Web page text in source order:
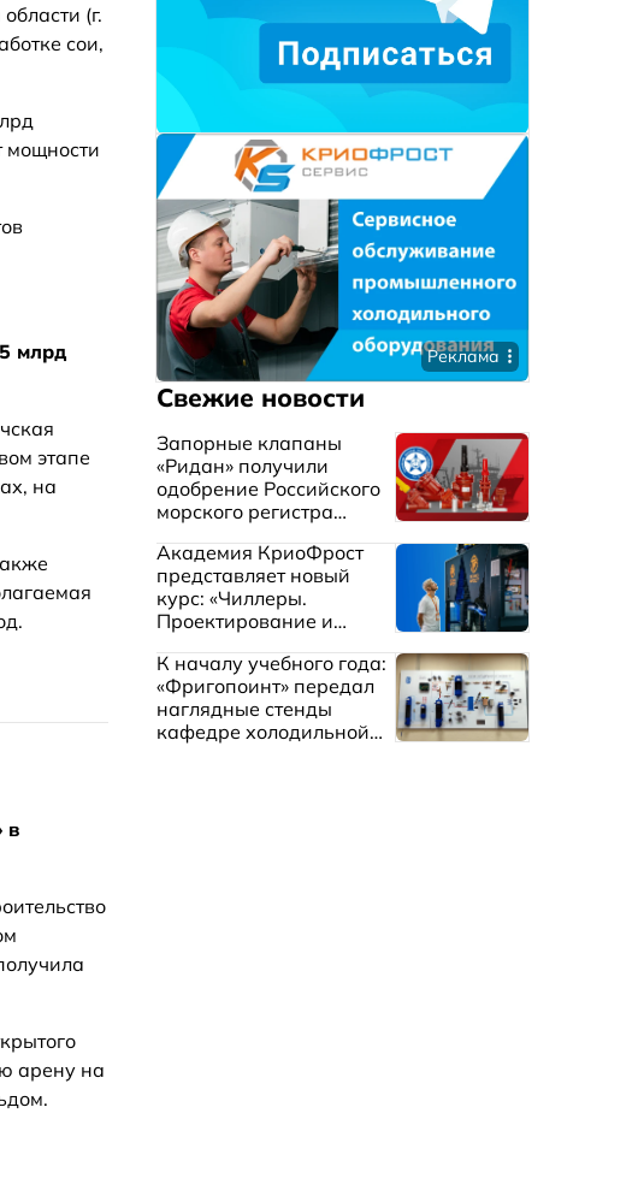
(г.
сои,
мощности
млрд
этапе
на
в
арену на
Реклама
Свежие новости
Запорные клапаны
«Ридан» получили
одобрение Российского
морского регистра
Академия КриоФрост
представляет новый
курс: «Чиллеры.
Проектирование и
охлаждения жидкостей»
К началу учебного года:
«Фригопоинт» передал
наглядные стенды
кафедре холодильной